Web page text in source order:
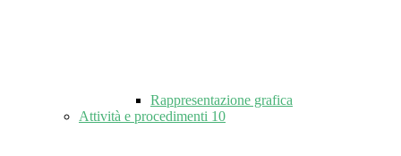
Rappresentazione grafica
Attività e procedimenti 10